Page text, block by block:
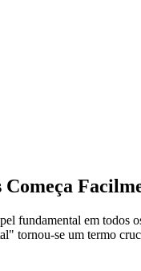
fundamental em todos
tornou-se um termo